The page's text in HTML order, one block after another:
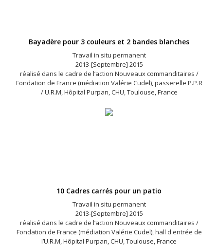
Bayadère pour 3 couleurs et 2 bandes blanches
Travail in situ permanent
2013-[Septembre] 2015
réalisé dans le cadre de l’action Nouveaux commanditaires /
Fondation de France (médiation Valérie Cudel), passerelle P.P.R
/ U.R.M, Hôpital Purpan, CHU, Toulouse, France
10 Cadres carrés pour un patio
Travail in situ permanent
2013-[Septembre] 2015
réalisé dans le cadre de l’action Nouveaux commanditaires /
Fondation de France (médiation Valérie Cudel), hall d'entrée de
l’U.R.M, Hôpital Purpan, CHU, Toulouse, France